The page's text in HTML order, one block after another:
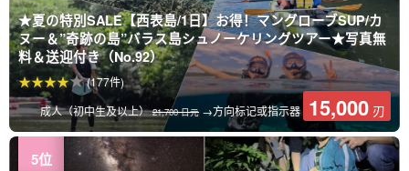
★夏の特別SALE【西表島/1日】お得！マングローブSUP/カ
ヌー＆”奇跡の島”バラス島シュノーケリングツアー★写真無
料＆送迎付き（No.92）
成人（初中生及以上）21,700 日元 →方向标记或指示器 15,000 刃
(177件)